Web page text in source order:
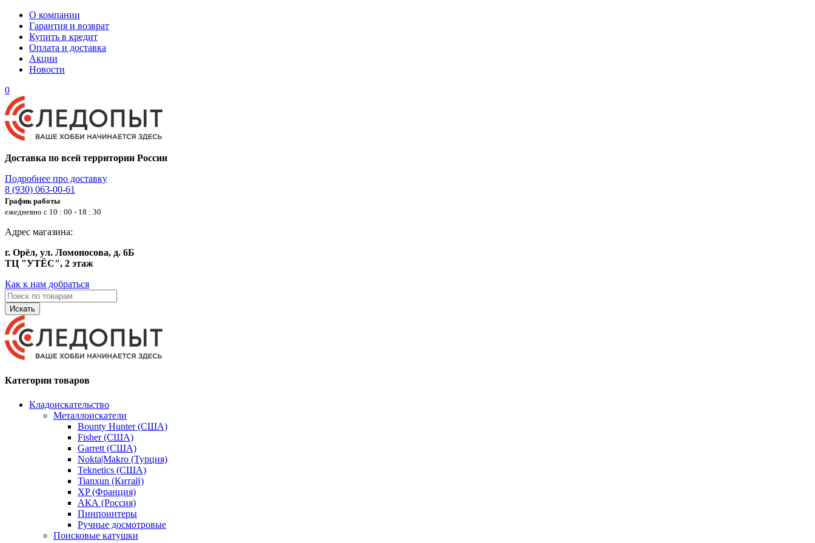
О компании
Гарантия и возврат
Купить в кредит
Оплата и доставка
Акции
Новости
0
Доставка по всей территории России
Подробнее про доставку
8 (930) 063-00-61
График работы
ежедневно с 10 : 00 - 18 : 30
Адрес магазина:
г. Орёл, ул. Ломоносова, д. 6Б
ТЦ "УТЁС", 2 этаж
Как к нам добраться
Искать
Категории товаров
Кладоискательство
Металлоискатели
Bounty Hunter (США)
Fisher (США)
Garrett (США)
Nokta|Makro (Турция)
Teknetics (США)
Tianxun (Китай)
XP (Франция)
АКА (Россия)
Пинпоинтеры
Ручные досмотровые
Поисковые катушки